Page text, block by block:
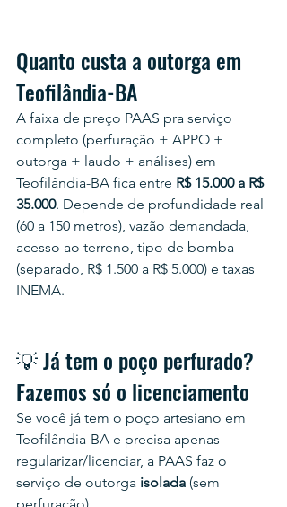
Quanto custa a outorga em
Teofilândia-BA
A faixa de preço PAAS pra serviço
completo (perfuração + APPO +
outorga + laudo + análises) em
Teofilândia-BA fica entre R$ 15.000 a R$
35.000. Depende de profundidade real
(60 a 150 metros), vazão demandada,
acesso ao terreno, tipo de bomba
(separado, R$ 1.500 a R$ 5.000) e taxas
INEMA.
💡 Já tem o poço perfurado?
Fazemos só o licenciamento
Se você já tem o poço artesiano em
Teofilândia-BA e precisa apenas
regularizar/licenciar, a PAAS faz o
serviço de outorga isolada (sem